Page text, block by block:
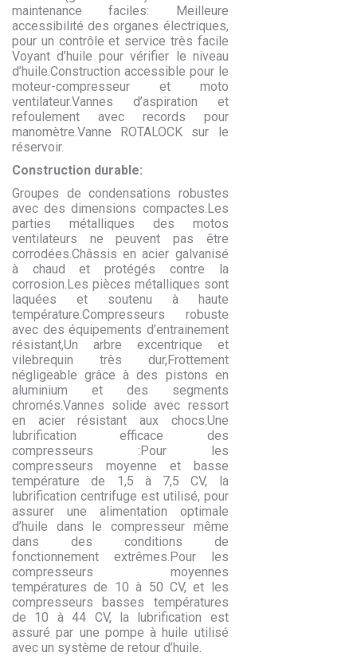
maintenance faciles: Meilleure
accessibilité des organes électriques,
pour un contrôle et service très facile
Voyant d’huile pour vérifier le niveau
d’huile.Construction accessible pour le
moteur-compresseur et moto
ventilateur.Vannes d’aspiration et
refoulement avec records pour
manomètre.Vanne ROTALOCK sur le
réservoir.
Construction durable:
Groupes de condensations robustes
avec des dimensions compactes.Les
parties métalliques des motos
ventilateurs ne peuvent pas être
corrodées.Châssis en acier galvanisé
à chaud et protégés contre la
corrosion.Les pièces métalliques sont
laquées et soutenu à haute
température.Compresseurs robuste
avec des équipements d’entrainement
résistant,Un arbre excentrique et
vilebrequin très dur,Frottement
négligeable grâce à des pistons en
aluminium et des segments
chromés.Vannes solide avec ressort
en acier résistant aux chocs.Une
lubrification efficace des
compresseurs :Pour les
compresseurs moyenne et basse
température de 1,5 à 7,5 CV, la
lubrification centrifuge est utilisé, pour
assurer une alimentation optimale
d’huile dans le compresseur même
dans des conditions de
fonctionnement extrêmes.Pour les
compresseurs moyennes
températures de 10 à 50 CV, et les
compresseurs basses températures
de 10 à 44 CV, la lubrification est
assuré par une pompe à huile utilisé
avec un système de retour d’huile.